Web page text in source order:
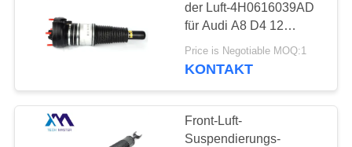
Land Rover-Luft-
Suspendierungs-
Teile
236
der Luft-4H0616039AD
für Audi A8 D4 12
Monate Garantie-
Price is Negotiable MOQ:1
KONTAKT
Front-Luft-
Suspendierungs-